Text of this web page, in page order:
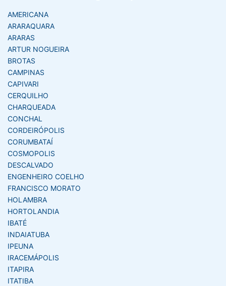
AMERICANA
ARARAQUARA
ARARAS
ARTUR NOGUEIRA
BROTAS
CAMPINAS
CAPIVARI
CERQUILHO
CHARQUEADA
CONCHAL
CORDEIRÓPOLIS
CORUMBATAÍ
COSMOPOLIS
DESCALVADO
ENGENHEIRO COELHO
FRANCISCO MORATO
HOLAMBRA
HORTOLANDIA
IBATÉ
INDAIATUBA
IPEUNA
IRACEMÁPOLIS
ITAPIRA
ITATIBA